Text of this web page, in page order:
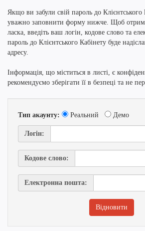
Якщо ви забули свій пароль до Клієнтського
уважно заповнити форму нижче. Щоб
ласка, введіть ваш логін, кодове слово та
пароль до Клієнтського Кабінету буде
адресу.
Інформація, що міститься в листі, є
рекомендуємо зберігати її в безпеці та не
Тип акаунту: Реальний Демо
Логін:
Кодове слово:
Електронна пошта: